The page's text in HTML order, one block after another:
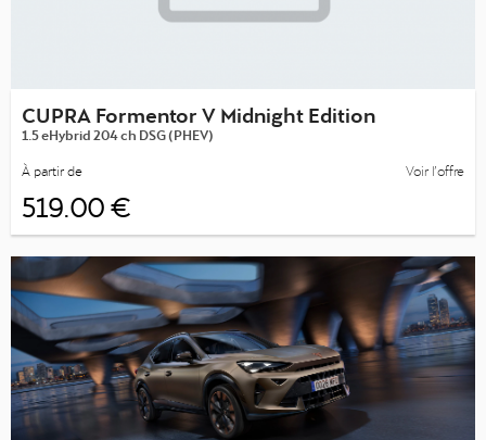
CUPRA Formentor V Midnight Edition
1.5 eHybrid 204 ch DSG (PHEV)
À partir de
519.00 €
Voir l’offre